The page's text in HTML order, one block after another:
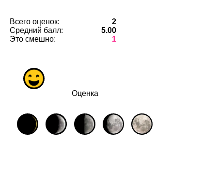
Всего оценок:
2
Средний балл:
5.00
Это смешно:
1
Оценка